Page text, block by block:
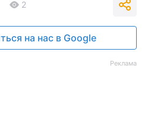
2
на нас в Google
Реклама